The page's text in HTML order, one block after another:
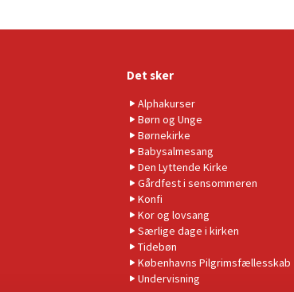
Det sker
Alphakurser
Børn og Unge
Børnekirke
Babysalmesang
Den Lyttende Kirke
Gårdfest i sensommeren
Konfi
Kor og lovsang
Særlige dage i kirken
Tidebøn
Københavns Pilgrimsfællesskab
Undervisning